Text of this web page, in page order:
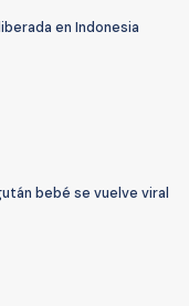
en Indonesia
bebé se vuelve viral